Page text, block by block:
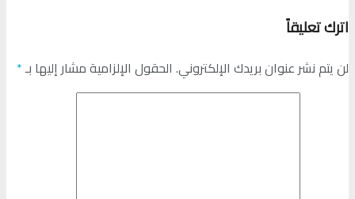
اترك تعليقاً
لن يتم نشر عنوان بريدك الإلكتروني. الحقول الإلزامية مشار إليها بـ*